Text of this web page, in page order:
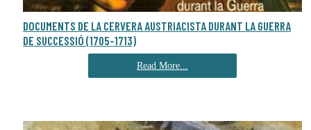
DOCUMENTS DE LA CERVERA AUSTRIACISTA DURANT LA GUERRA
DE SUCCESSIÓ (1705-1713)
Read More...